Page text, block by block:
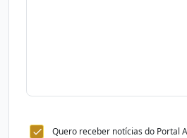
Quero receber notícias do Portal